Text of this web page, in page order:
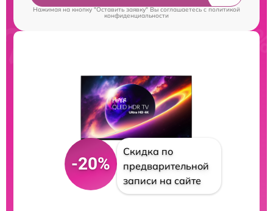
Нажимая на кнопку "Оставить заявку" Вы соглашаетесь cполитикой
конфиденциальности
-20%
Скидка по
предварительной
записи на сайте